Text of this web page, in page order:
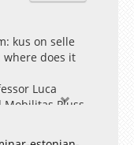
kus on selle
where does it
Luca
Mobilitas Pluss
tervik on